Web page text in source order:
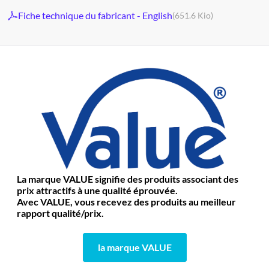
Fiche technique du fabricant - English(651.6 Kio)
La marque VALUE signifie des produits associant des
prix attractifs à une qualité éprouvée.
Avec VALUE, vous recevez des produits au meilleur
rapport qualité/prix.
la marque VALUE